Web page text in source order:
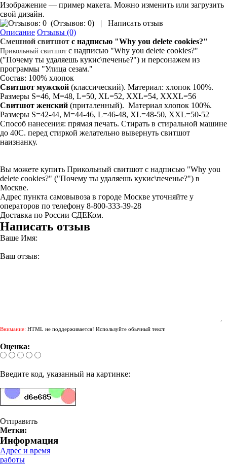
Изображение — пример макета. Можно изменить или загрузить
свой дизайн.
(Отзывов: 0) |
Написать отзыв
Описание Отзывы (0)
Смешной свитшот с надписью "Why you delete cookies?"
Прикольный свитшот с надписью "Why you delete cookies?"
("Почему ты удаляешь кукис\печенье?") и персонажем из
программы "Улица сезам."
Состав: 100% хлопок
Свитшот мужской (классический). Материал: хлопок 100%.
Размеры S=46, M=48, L=50, XL=52, XXL=54, XXXL=56
Свитшот женский (приталенный). Материал хлопок 100%.
Размеры S=42-44, M=44-46, L=46-48, XL=48-50, XXL=50-52
Способ нанесения: прямая печать. Стирать в стиральной машине
до 40С. перед стиркой желательно вывернуть свитшот
наизнанку.
Вы можете купить Прикольный свитшот с надписью "Why you
delete cookies?" ("Почему ты удаляешь кукис\печенье?") в
Москве.
Адрес пункта самовывоза в городе Москве уточняйте у
операторов по телефону 8-800-333-39-28
Доставка по России СДЕКом.
Написать отзыв
Ваше Имя:
Ваш отзыв:
Внимание: HTML не поддерживается! Используйте обычный текст.
Оценка:
Введите код, указанный на картинке:
Отправить
Метки:
Информация
Адрес и время
работы